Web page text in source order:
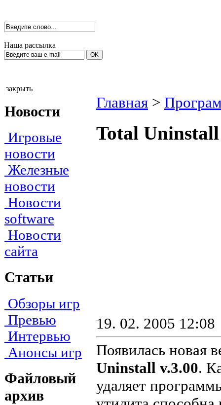
Наша рассылка
закрыть
Новости
Игровые
новости
Железные
новости
Новости
software
Новости
сайта
Статьи
Обзоры игр
Превью
Интервью
Анонсы игр
Файловый
архив
Главная >
Total Uninstall
19. 02. 2005 12:08
Появилась новая
Uninstall v.3.00.
удаляет